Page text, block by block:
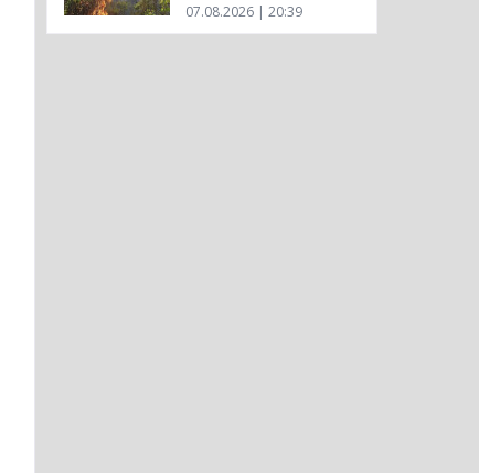
07.08.2026 | 20:39